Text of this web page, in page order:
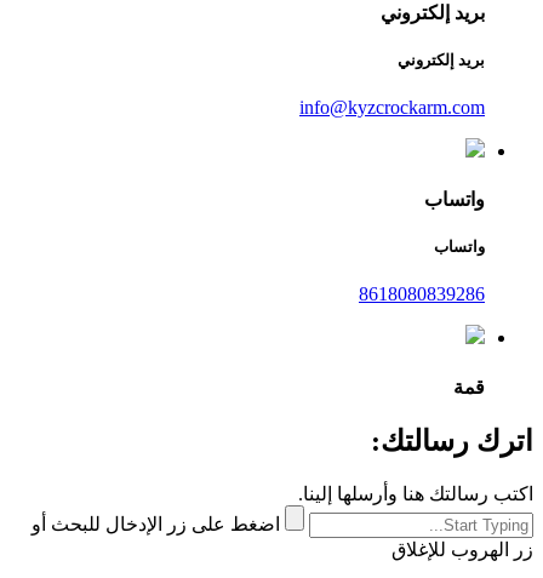
بريد إلكتروني
بريد إلكتروني
info@kyzcrockarm.com
واتساب
واتساب
8618080839286
قمة
اترك رسالتك:
اكتب رسالتك هنا وأرسلها إلينا.
اضغط على زر الإدخال للبحث أو
زر الهروب للإغلاق